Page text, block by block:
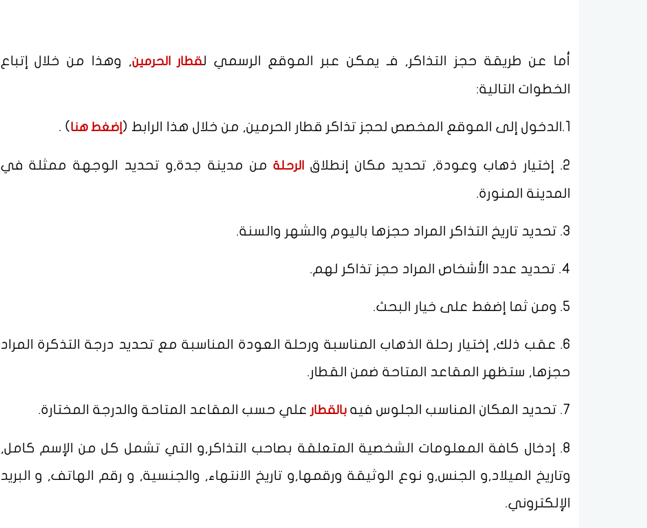
أما عن طريقة حجز التذاكر, فـ يمكن عبر الموقع الرسمي لقطار الحرمين, وهذا من خلال إتباع
الخطوات التالية:
1.الدخول إلى الموقع المخصص لحجز تذاكر قطار الحرمين, من خلال هذا الرابط ( إضغط هنا) .
2. إختيار ذهاب وعودة, تحديد مكان إنطلاق الرحلة من مدينة جدة,و تحديد الوجهة ممثلة في
المدينة المنورة.
3. تحديد تاريخ التذاكر المراد حجزها باليوم والشهر والسنة.
4. تحديد عدد الأشخاص المراد حجز تذاكر لهم.
5. ومن ثما إضغط على خيار البحث.
6. عقب ذلك, إختيار رحلة الذهاب المناسبة ورحلة العودة المناسبة مع تحديد درجة التذكرة المراد
حجزها, ستظهر المقاعد المتاحة ضمن القطار.
7. تحديد المكان المناسب الجلوس فيه بالقطار علي حسب المقاعد المتاحة والدرجة المختارة.
8. إدخال كافة المعلومات الشخصية المتعلقة بصاحب التذاكر,و التي تشمل كل من الإسم كامل,
وتاريخ الميلاد,و الجنس,و نوع الوثيقة ورقمها,و تاريخ الانتهاء, والجنسية, و رقم الهاتف, و البريد
الإلكتروني.